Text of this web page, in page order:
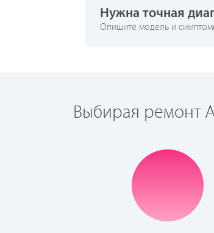
Нужна точная
Опишите модель и
Выбирая ремонт